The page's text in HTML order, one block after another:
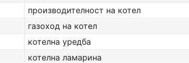
производителност на котел
газоход на котел
котелна уредба
котелна ламарина